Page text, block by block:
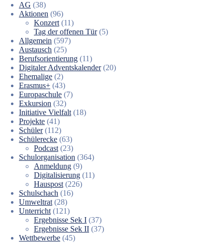
AG (38)
Aktionen (96)
Konzert (11)
Tag der offenen Tür(5)
Allgemein (597)
Austausch (25)
Berufsorientierung (11)
Digitaler Adventskalender(20)
Ehemalige (2)
Erasmus+ (43)
Europaschule (7)
Exkursion (32)
Initiative Vielfalt (18)
Projekte (41)
Schüler(112)
Schülerecke (63)
Podcast (23)
Schulorganisation (364)
Anmeldung (9)
Digitalisierung (11)
Hauspost (226)
Schulschach (16)
Umweltrat (28)
Unterricht (121)
Ergebnisse Sek I (37)
Ergebnisse Sek II (37)
Wettbewerbe (45)